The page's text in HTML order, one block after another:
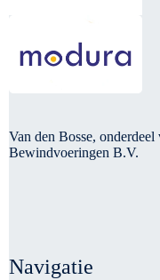
Van den Bosse, onderdeel
Bewindvoeringen B.V.
Navigatie